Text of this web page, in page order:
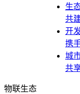
生
共
开
携
城
共
物联生态